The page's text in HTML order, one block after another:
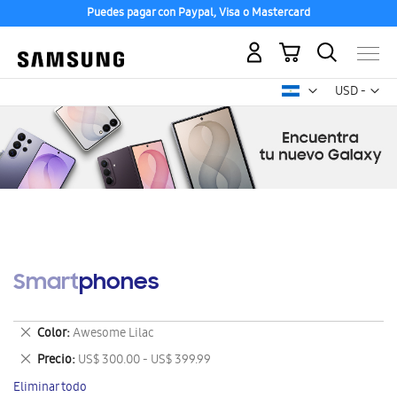
Puedes pagar con Paypal, Visa o Mastercard
USD -
dólar
Mi carrito
Smartphones
Color Awesome Lilac
Eliminar
este
artículo
Precio US$ 300.00 - US$ 399.99
Eliminar
este
Eliminar todo